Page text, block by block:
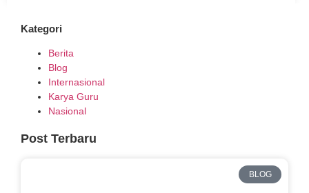
Kategori
Berita
Blog
Internasional
Karya Guru
Nasional
Post Terbaru
BLOG